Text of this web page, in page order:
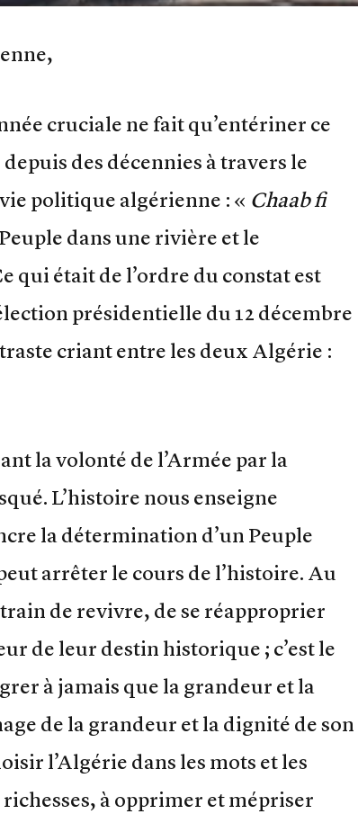
cruciale ne fait qu’entériner ce
des décennies à travers le
politique algérienne : « Chaab fi
dans une rivière et le
qui était de l’ordre du constat est
présidentielle du 12 décembre
criant entre les deux Algérie :
la volonté de l’Armée par la
L’histoire nous enseigne
la détermination d’un Peuple
arrêter le cours de l’histoire. Au
de revivre, de se réapproprier
de leur destin historique ; c’est le
à jamais que la grandeur et la
de la grandeur et la dignité de son
l’Algérie dans les mots et les
à opprimer et mépriser